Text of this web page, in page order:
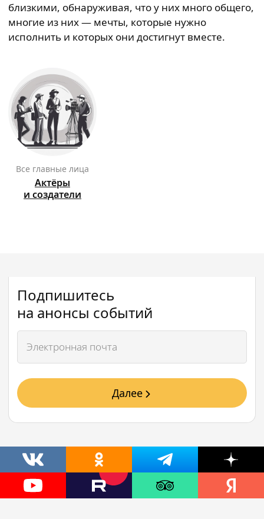
близкими, обнаруживая, что у них много общего,
многие из них — мечты, которые нужно
исполнить и которых они достигнут вместе.
Все главные лица
Актёры
и создатели
Подпишитесь
на анонсы событий
Далее